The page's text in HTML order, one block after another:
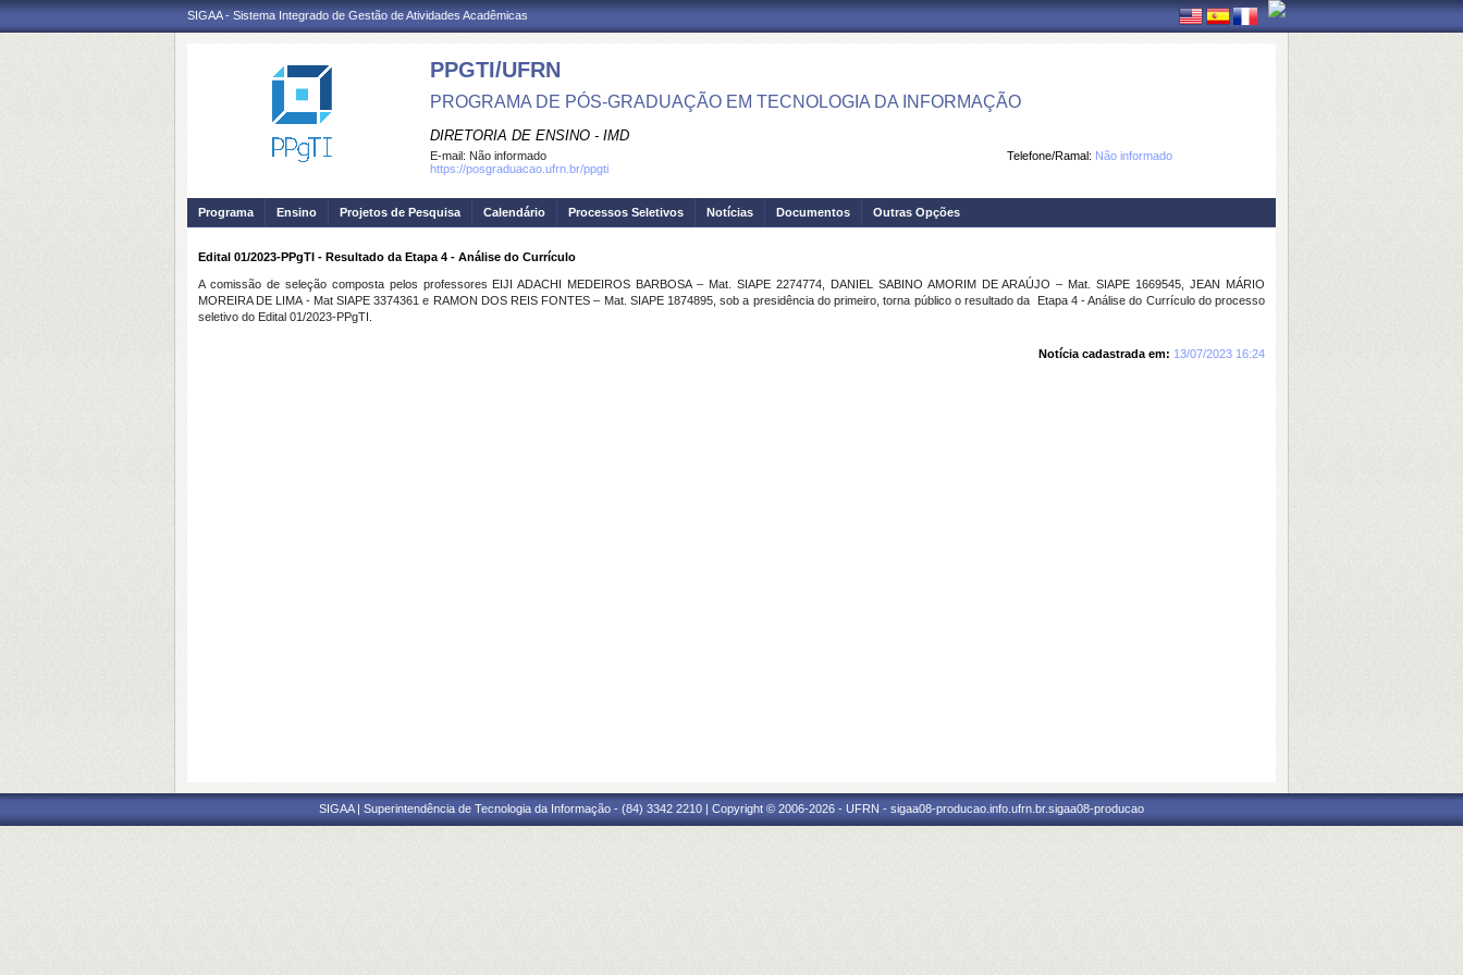
SIGAA - Sistema Integrado de Gestão de Atividades Acadêmicas
PPGTI/UFRN
PROGRAMA DE PÓS-GRADUAÇÃO EM TECNOLOGIA DA INFORMAÇÃO
DIRETORIA DE ENSINO - IMD
Telefone/Ramal: Não informado
E-mail: Não informado
https://posgraduacao.ufrn.br/ppgti
Programa Ensino Projetos de Pesquisa Calendário Processos Seletivos Notícias Documentos Outras Opções
Edital 01/2023-PPgTI - Resultado da Etapa 4 - Análise do Currículo
A comissão de seleção composta pelos professores EIJI ADACHI MEDEIROS BARBOSA – Mat. SIAPE 2274774, DANIEL SABINO AMORIM DE ARAÚJO – Mat. SIAPE 1669545, JEAN MÁRIO
MOREIRA DE LIMA - Mat SIAPE 3374361 e RAMON DOS REIS FONTES – Mat. SIAPE 1874895, sob a presidência do primeiro, torna público o resultado da Etapa 4 - Análise do Currículo do processo
seletivo do Edital 01/2023-PPgTI.
Notícia cadastrada em: 13/07/2023 16:24
SIGAA | Superintendência de Tecnologia da Informação - (84) 3342 2210 | Copyright © 2006-2026 - UFRN - sigaa08-producao.info.ufrn.br.sigaa08-producao